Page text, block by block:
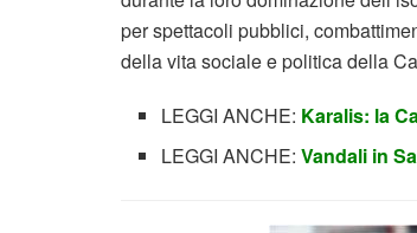
per spettacoli pubblici,
della vita sociale e politica della
LEGGI ANCHE: Karalis: la
LEGGI ANCHE: Vandali in